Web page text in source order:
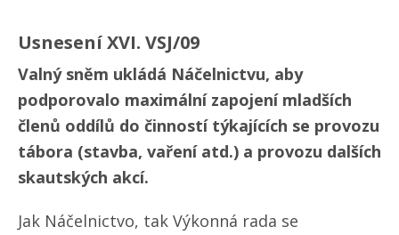
Usnesení XVI. VSJ/​09
Valný sněm ukládá Náčelnictvu, aby
podporovalo maximální zapojení mladších
členů oddílů do činností týkajících se provozu
tábora (stavba, vaření atd.) a provozu dalších
skautských akcí.
Jak Náčelnictvo, tak Výkonná rada se